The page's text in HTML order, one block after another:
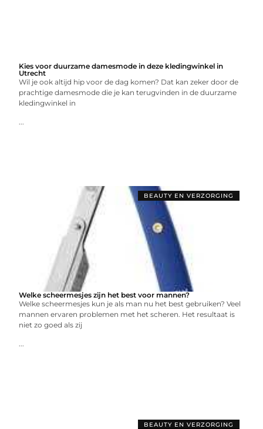
Kies voor duurzame damesmode in deze kledingwinkel in
Utrecht
Wil je ook altijd hip voor de dag komen? Dat kan zeker door de
prachtige damesmode die je kan terugvinden in de duurzame
kledingwinkel in
...
BEAUTY EN VERZORGING
Welke scheermesjes zijn het best voor mannen?
Welke scheermesjes kun je als man nu het best gebruiken? Veel
mannen ervaren problemen met het scheren. Het resultaat is
niet zo goed als zij
...
BEAUTY EN VERZORGING